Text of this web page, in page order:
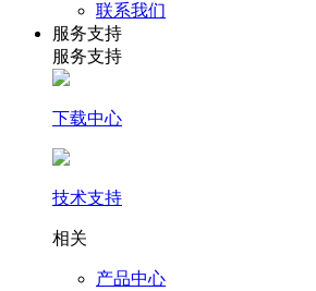
联系我们
服务⽀持
服务支持
下载中心
技术支持
相关
产品中心